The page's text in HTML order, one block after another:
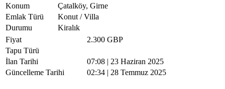
Konum
Çatalköy, Girne
Emlak Türü
Konut / Villa
Durumu
Kiralık
Fiyat
2.300 GBP
Tapu Türü
İlan Tarihi
07:08 | 23 Haziran 2025
Güncelleme Tarihi
02:34 | 28 Temmuz 2025